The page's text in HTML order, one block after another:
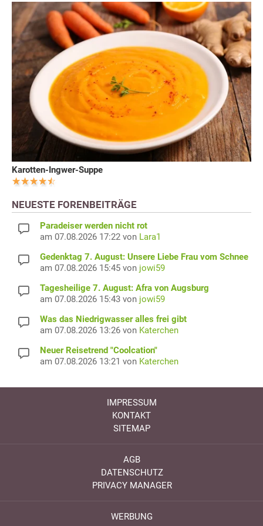
Karotten-Ingwer-Suppe
NEUESTE FORENBEITRÄGE
Paradeiser werden nicht rot
am 07.08.2026 17:22 von Lara1
Gedenktag 7. August: Unsere Liebe Frau vom Schnee
am 07.08.2026 15:45 von jowi59
Tagesheilige 7. August: Afra von Augsburg
am 07.08.2026 15:43 von jowi59
Was das Niedrigwasser alles frei gibt
am 07.08.2026 13:26 von Katerchen
Neuer Reisetrend "Coolcation"
am 07.08.2026 13:21 von Katerchen
IMPRESSUM
KONTAKT
SITEMAP
AGB
DATENSCHUTZ
PRIVACY MANAGER
WERBUNG